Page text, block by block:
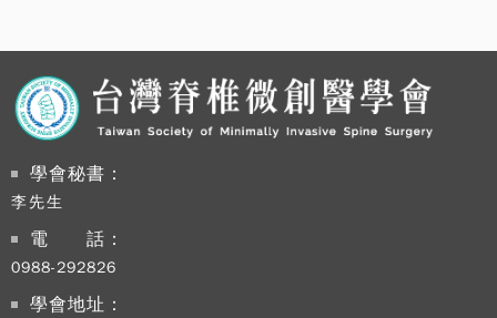
學會秘書：
李先生
電 話：
0988-292826
學會地址：